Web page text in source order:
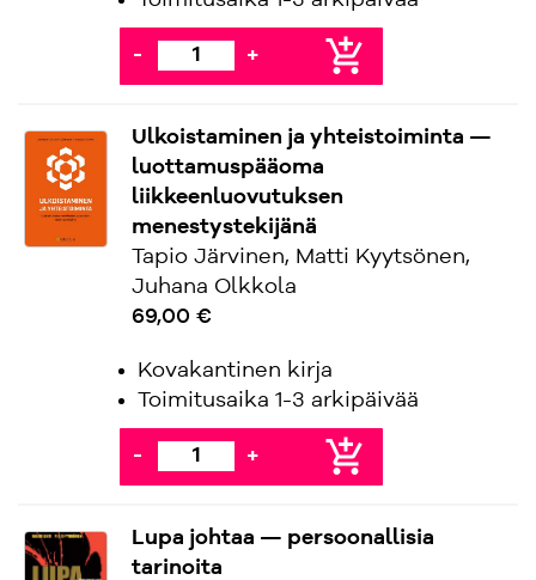
- + add_shopping_cart
Ulkoistaminen ja yhteistoiminta —
luottamuspääoma
liikkeenluovutuksen
menestystekijänä
Tapio Järvinen, Matti Kyytsönen,
Juhana Olkkola
69,00 €
Kovakantinen kirja
Toimitusaika 1-3 arkipäivää
- + add_shopping_cart
Lupa johtaa — persoonallisia
tarinoita